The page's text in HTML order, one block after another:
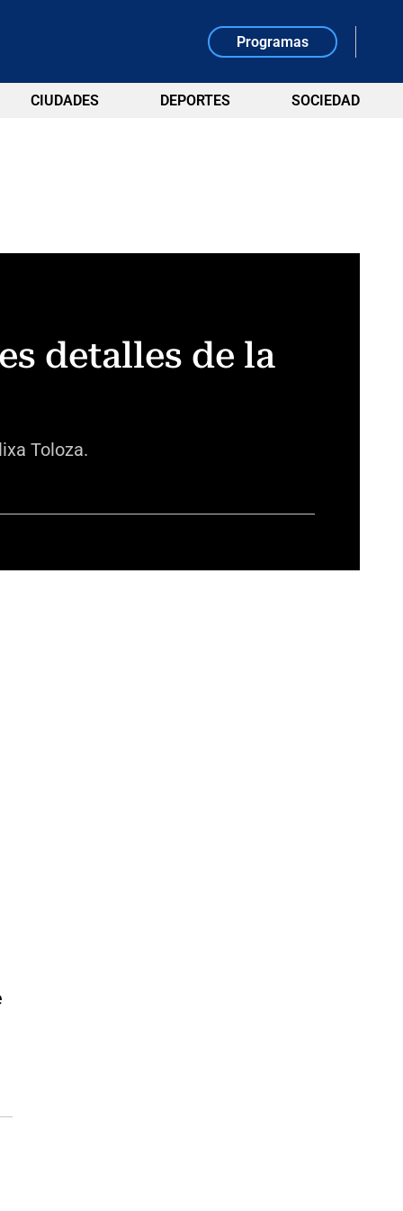
Programas
CIUDADES DEPORTES SOCIEDAD
detalles de la
Toloza.